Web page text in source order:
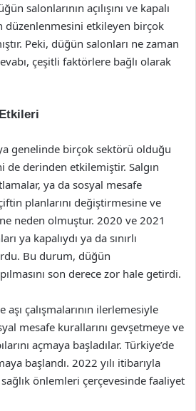
salonlarının açılışını ve kapalı
etkileyen birçok
Peki, düğün salonları ne zaman
çeşitli faktörlere bağlı olarak
genelinde birçok sektörü olduğu
derinden etkilemiştir. Salgın
ya da sosyal mesafe
planlarını değiştirmesine ve
neden olmuştur. 2020 ve 2021
ya kapalıydı ya da sınırlı
Bu durum, düğün
son derece zor hale getirdi.
çalışmalarının ilerlemesiyle
mesafe kurallarını gevşetmeye ve
açmaya başladılar. Türkiye’de
başlandı. 2022 yılı itibarıyla
önlemleri çerçevesinde faaliyet